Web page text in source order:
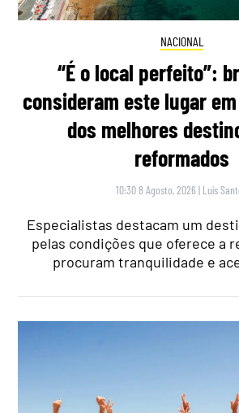
NACIONAL
“É o local perfeito”:
consideram este lugar
dos melhores
reformados
10:30 8 Agosto, 2026 | Luís
Especialistas destacam um
pelas condições que oferece a
procuram tranquilidade e